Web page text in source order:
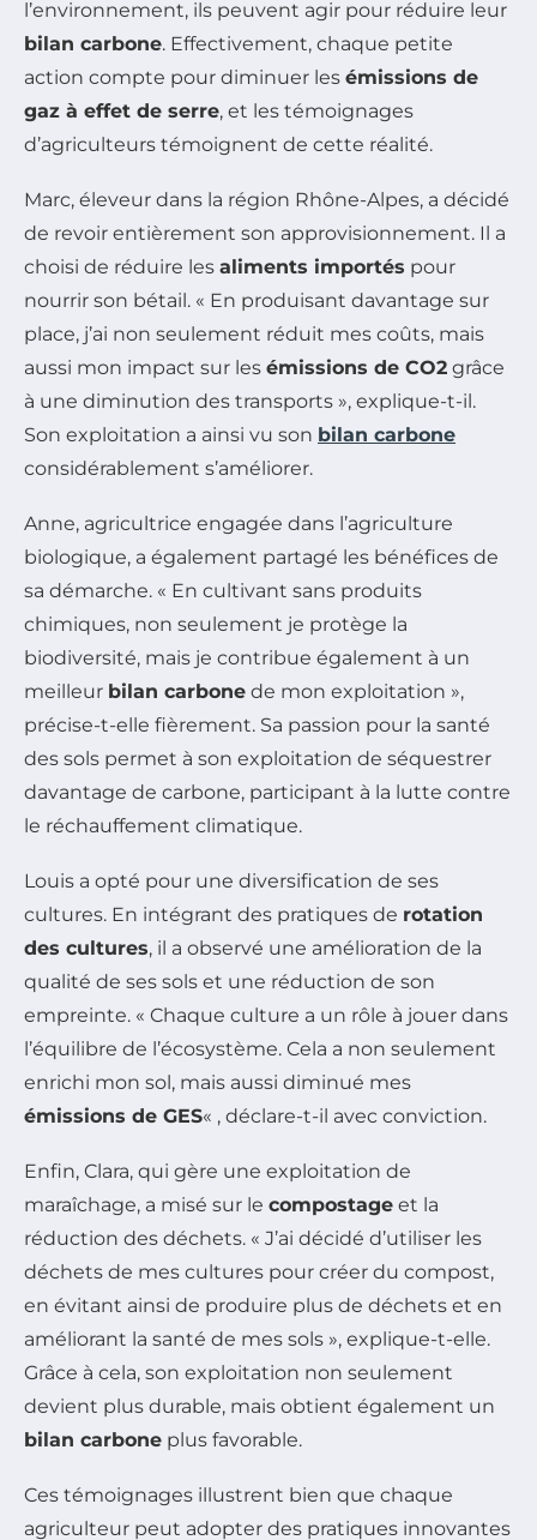
l’environnement, ils peuvent agir pour réduire leur
bilan carbone. Effectivement, chaque petite
action compte pour diminuer les émissions de
gaz à effet de serre, et les témoignages
d’agriculteurs témoignent de cette réalité.
Marc, éleveur dans la région Rhône-Alpes, a décidé
de revoir entièrement son approvisionnement. Il a
choisi de réduire les aliments importés pour
nourrir son bétail. « En produisant davantage sur
place, j’ai non seulement réduit mes coûts, mais
aussi mon impact sur les émissions de CO2 grâce
à une diminution des transports », explique-t-il.
Son exploitation a ainsi vu son bilan carbone
considérablement s’améliorer.
Anne, agricultrice engagée dans l’agriculture
biologique, a également partagé les bénéfices de
sa démarche. « En cultivant sans produits
chimiques, non seulement je protège la
biodiversité, mais je contribue également à un
meilleur bilan carbone de mon exploitation »,
précise-t-elle fièrement. Sa passion pour la santé
des sols permet à son exploitation de séquestrer
davantage de carbone, participant à la lutte contre
le réchauffement climatique.
Louis a opté pour une diversification de ses
cultures. En intégrant des pratiques de rotation
des cultures, il a observé une amélioration de la
qualité de ses sols et une réduction de son
empreinte. « Chaque culture a un rôle à jouer dans
l’équilibre de l’écosystème. Cela a non seulement
enrichi mon sol, mais aussi diminué mes
émissions de GES« , déclare-t-il avec conviction.
Enfin, Clara, qui gère une exploitation de
maraîchage, a misé sur le compostage et la
réduction des déchets. « J’ai décidé d’utiliser les
déchets de mes cultures pour créer du compost,
en évitant ainsi de produire plus de déchets et en
améliorant la santé de mes sols », explique-t-elle.
Grâce à cela, son exploitation non seulement
devient plus durable, mais obtient également un
bilan carbone plus favorable.
Ces témoignages illustrent bien que chaque
agriculteur peut adopter des pratiques innovantes